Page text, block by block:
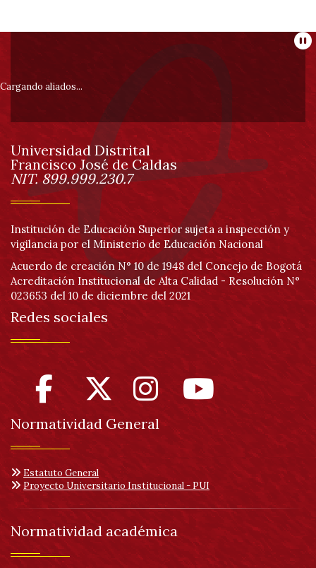
Información
pie
de
página
Cargando aliados...
Información
Universidad Distrital
Francisco José de Caldas
NIT. 899.999.230.7
Institución de Educación Superior sujeta a inspección y
vigilancia por el Ministerio de Educación Nacional
Acuerdo de creación N° 10 de 1948 del Concejo de Bogotá
Acreditación Institucional de Alta Calidad - Resolución N°
023653 del 10 de diciembre del 2021
Redes sociales
Normatividad General
Estatuto General
Proyecto Universitario Institucional - PUI
Normatividad académica